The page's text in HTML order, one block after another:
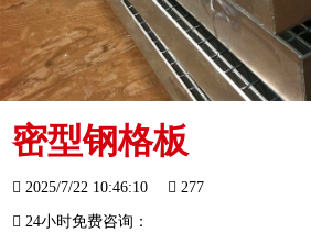
密型钢格板
2025/7/22 10:46:10 277
24小时免费咨询：